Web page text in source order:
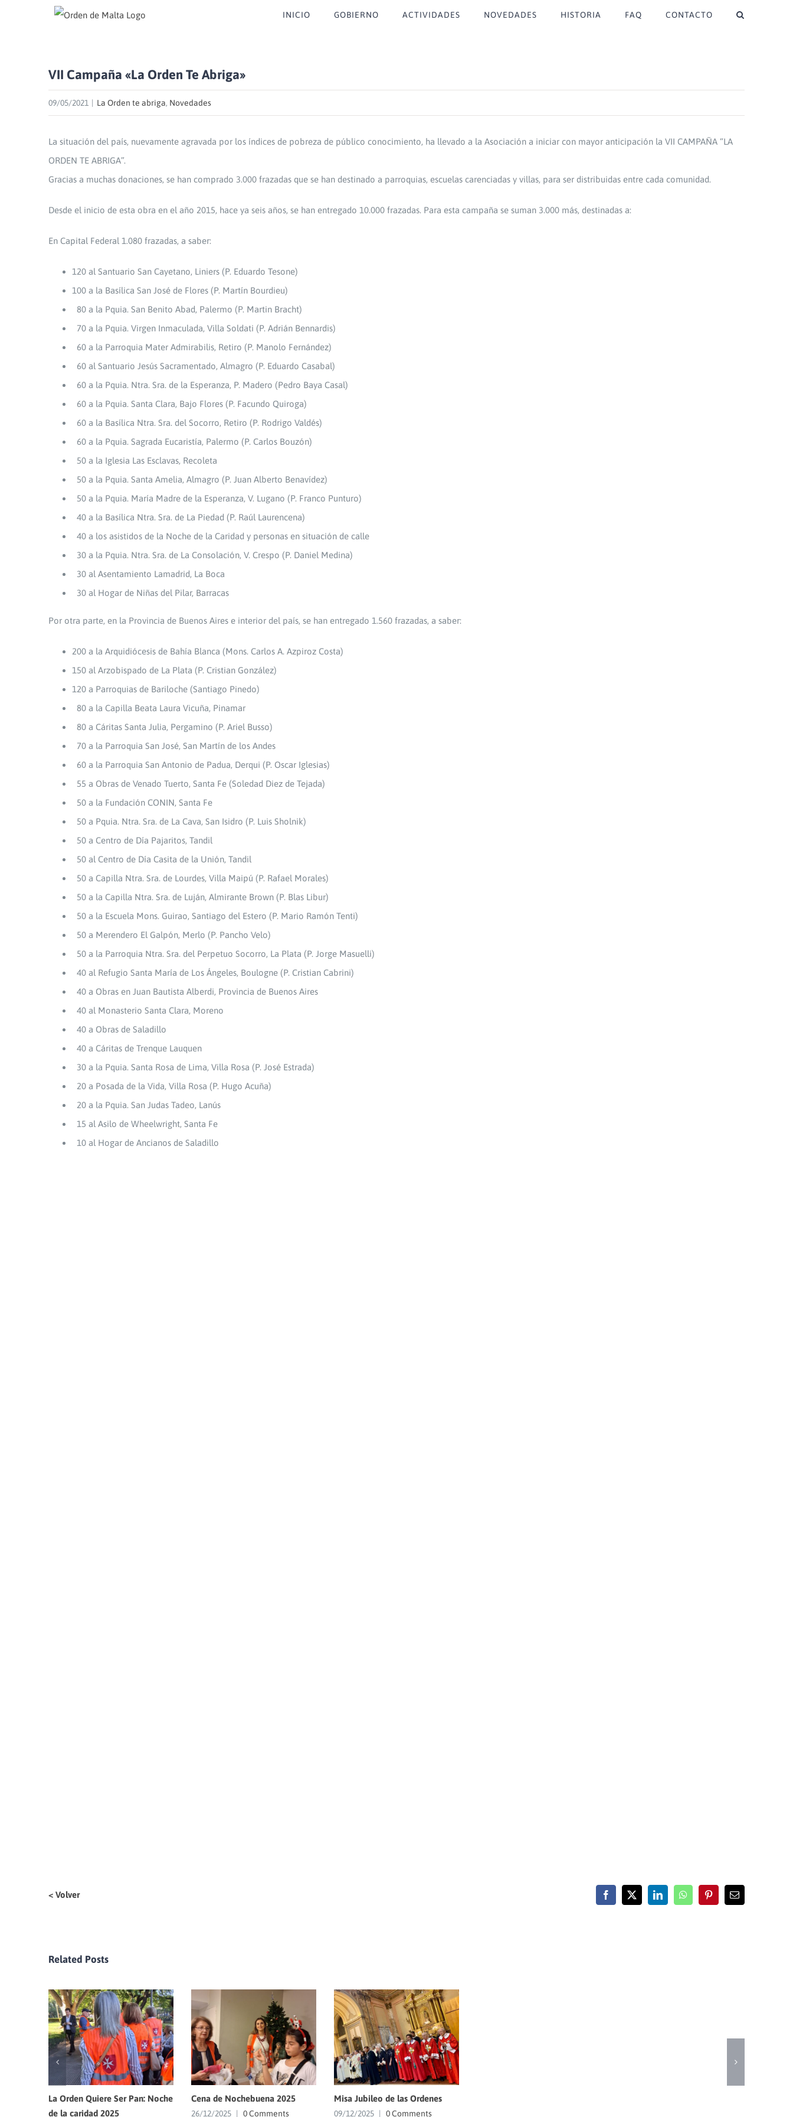
INICIO GOBIERNO ACTIVIDADES NOVEDADES HISTORIA FAQ CONTACTO
VII Campaña «La Orden Te Abriga»
09/05/2021 La Orden te abriga, Novedades
La situación del país, nuevamente agravada por los índices de pobreza de público conocimiento, ha llevado a la Asociación a iniciar con mayor anticipación la VII CAMPAÑA “LA
ORDEN TE ABRIGA”.
Gracias a muchas donaciones, se han comprado 3.000 frazadas que se han destinado a parroquias, escuelas carenciadas y villas, para ser distribuidas entre cada comunidad.
Desde el inicio de esta obra en el año 2015, hace ya seis años, se han entregado 10.000 frazadas. Para esta campaña se suman 3.000 más, destinadas a:
En Capital Federal 1.080 frazadas, a saber:
120 al Santuario San Cayetano, Liniers (P. Eduardo Tesone)
100 a la Basílica San José de Flores (P. Martín Bourdieu)
80 a la Pquia. San Benito Abad, Palermo (P. Martin Bracht)
70 a la Pquia. Virgen Inmaculada, Villa Soldati (P. Adrián Bennardis)
60 a la Parroquia Mater Admirabilis, Retiro (P. Manolo Fernández)
60 al Santuario Jesús Sacramentado, Almagro (P. Eduardo Casabal)
60 a la Pquia. Ntra. Sra. de la Esperanza, P. Madero (Pedro Baya Casal)
60 a la Pquia. Santa Clara, Bajo Flores (P. Facundo Quiroga)
60 a la Basílica Ntra. Sra. del Socorro, Retiro (P. Rodrigo Valdés)
60 a la Pquia. Sagrada Eucaristía, Palermo (P. Carlos Bouzón)
50 a la Iglesia Las Esclavas, Recoleta
50 a la Pquia. Santa Amelia, Almagro (P. Juan Alberto Benavídez)
50 a la Pquia. María Madre de la Esperanza, V. Lugano (P. Franco Punturo)
40 a la Basílica Ntra. Sra. de La Piedad (P. Raúl Laurencena)
40 a los asistidos de la Noche de la Caridad y personas en situación de calle
30 a la Pquia. Ntra. Sra. de La Consolación, V. Crespo (P. Daniel Medina)
30 al Asentamiento Lamadrid, La Boca
30 al Hogar de Niñas del Pilar, Barracas
Por otra parte, en la Provincia de Buenos Aires e interior del país, se han entregado 1.560 frazadas, a saber:
200 a la Arquidiócesis de Bahía Blanca (Mons. Carlos A. Azpiroz Costa)
150 al Arzobispado de La Plata (P. Cristian González)
120 a Parroquias de Bariloche (Santiago Pinedo)
80 a la Capilla Beata Laura Vicuña, Pinamar
80 a Cáritas Santa Julia, Pergamino (P. Ariel Busso)
70 a la Parroquia San José, San Martín de los Andes
60 a la Parroquia San Antonio de Padua, Derqui (P. Oscar Iglesias)
55 a Obras de Venado Tuerto, Santa Fe (Soledad Diez de Tejada)
50 a la Fundación CONIN, Santa Fe
50 a Pquia. Ntra. Sra. de La Cava, San Isidro (P. Luis Sholnik)
50 a Centro de Día Pajaritos, Tandil
50 al Centro de Día Casita de la Unión, Tandil
50 a Capilla Ntra. Sra. de Lourdes, Villa Maipú (P. Rafael Morales)
50 a la Capilla Ntra. Sra. de Luján, Almirante Brown (P. Blas Libur)
50 a la Escuela Mons. Guirao, Santiago del Estero (P. Mario Ramón Tenti)
50 a Merendero El Galpón, Merlo (P. Pancho Velo)
50 a la Parroquia Ntra. Sra. del Perpetuo Socorro, La Plata (P. Jorge Masuelli)
40 al Refugio Santa María de Los Ángeles, Boulogne (P. Cristian Cabrini)
40 a Obras en Juan Bautista Alberdi, Provincia de Buenos Aires
40 al Monasterio Santa Clara, Moreno
40 a Obras de Saladillo
40 a Cáritas de Trenque Lauquen
30 a la Pquia. Santa Rosa de Lima, Villa Rosa (P. José Estrada)
20 a Posada de la Vida, Villa Rosa (P. Hugo Acuña)
20 a la Pquia. San Judas Tadeo, Lanús
15 al Asilo de Wheelwright, Santa Fe
10 al Hogar de Ancianos de Saladillo
< Volver Facebook
X LinkedInWhatsAppPinterestEmail
Related Posts
La Orden Quiere Ser Pan: Noche
de la caridad 2025
Cena de Nochebuena 2025
26/12/2025 | 0 Comments
Misa Jubileo de las Ordenes
09/12/2025 | 0 Comments